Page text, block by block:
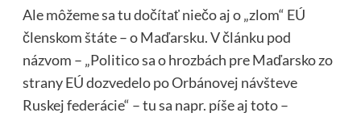
Ale môžeme sa tu dočítať niečo aj o „zlom“ EÚ
členskom štáte – o Maďarsku. V článku pod
názvom – „Politico sa o hrozbách pre Maďarsko zo
strany EÚ dozvedelo po Orbánovej návšteve
Ruskej federácie“ – tu sa napr. píše aj toto –